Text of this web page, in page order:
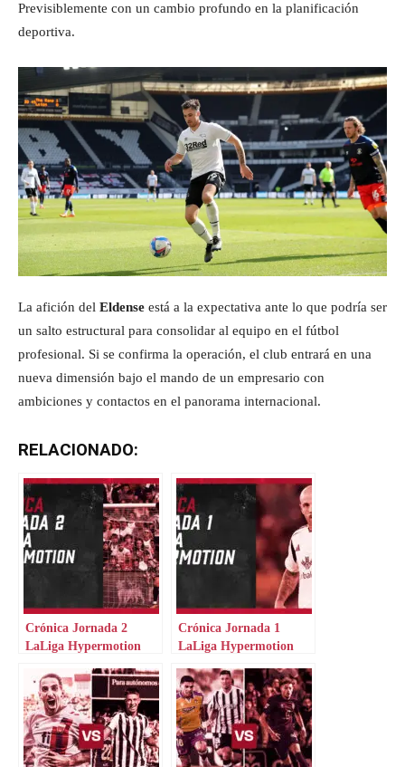
Previsiblemente con un cambio profundo en la planificación
deportiva.
La afición del Eldense está a la expectativa ante lo que podría ser
un salto estructural para consolidar al equipo en el fútbol
profesional. Si se confirma la operación, el club entrará en una
nueva dimensión bajo el mando de un empresario con
ambiciones y contactos en el panorama internacional.
RELACIONADO:
Crónica Jornada 2
LaLiga Hypermotion
Crónica Jornada 1
LaLiga Hypermotion